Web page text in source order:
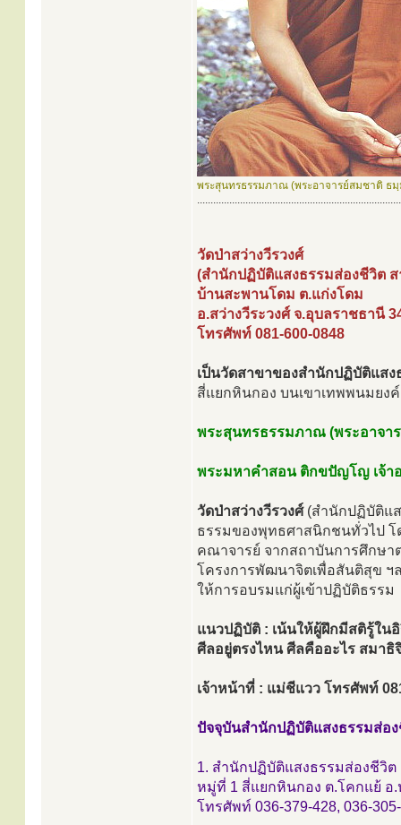
พระสุนทรธรรมภาณ (พระอาจารย์สมชาติ ธ
............................................................................
วัดป่าสว่างวีรวงศ์
(สำนักปฏิบัติแสงธรรมส่องชีวิต
บ้านสะพานโดม ต.แก่งโดม
อ.สว่างวีระวงศ์ จ.อุบลราชธานี
โทรศัพท์ 081-600-0848
เป็นวัดสาขาของสำนักปฏิบัติแส
สี่แยกหินกอง บนเขาเทพพนมยง
พระสุนทรธรรมภาณ (พระอาจา
พระมหาคำสอน ติกขปัญโญ เจ้า
วัดป่าสว่างวีรวงศ์(สำนักปฏิบัติแ
ธรรมของพุทธศาสนิกชนทั่วไป โ
คณาจารย์ จากสถาบันการศึกษา
โครงการพัฒนาจิตเพื่อสันติสุข ฯ
ให้การอบรมแก่ผู้เข้าปฏิบัติธรรม
แนวปฏิบัติ : เน้นให้ผู้ฝึกมีสติรู้ใน
ศีลอยู่ตรงไหน ศีลคืออะไร สมาธิ
เจ้าหน้าที่ : แม่ชีแวว โทรศัพท์
ปัจจุบันสำนักปฏิบัติแสงธรรมส่อ
1. สำนักปฏิบัติแสงธรรมส่องชีวิต
หมู่ที่ 1 สี่แยกหินกอง ต.โคกแย้ อ.
โทรศัพท์ 036-379-428, 036-